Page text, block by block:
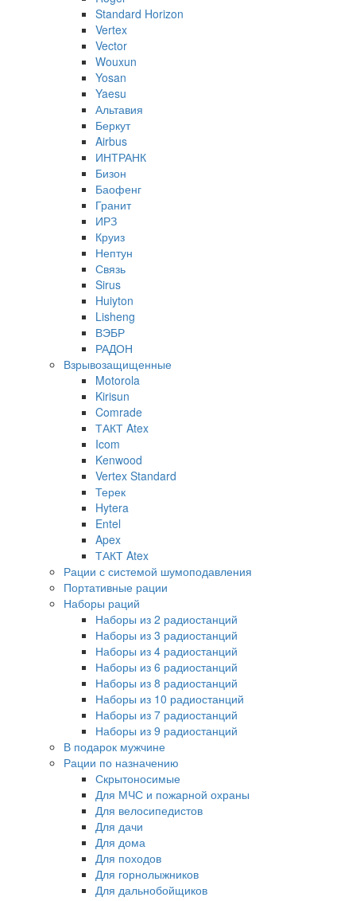
Standard Horizon
Vertex
Vector
Wouxun
Yosan
Yaesu
Альтавия
Беркут
Airbus
ИНТРАНК
Бизон
Баофенг
Гранит
ИРЗ
Круиз
Нептун
Связь
Sirus
Huiyton
Lisheng
ВЭБР
РАДОН
Взрывозащищенные
Motorola
Kirisun
Comrade
ТАКТ Atex
Icom
Kenwood
Vertex Standard
Терек
Hytera
Entel
Apex
ТАКТ Atex
Рации с системой шумоподавления
Портативные рации
Наборы раций
Наборы из 2 радиостанций
Наборы из 3 радиостанций
Наборы из 4 радиостанций
Наборы из 6 радиостанций
Наборы из 8 радиостанций
Наборы из 10 радиостанций
Наборы из 7 радиостанций
Наборы из 9 радиостанций
В подарок мужчине
Рации по назначению
Скрытоносимые
Для МЧС и пожарной охраны
Для велосипедистов
Для дачи
Для дома
Для походов
Для горнолыжников
Для дальнобойщиков